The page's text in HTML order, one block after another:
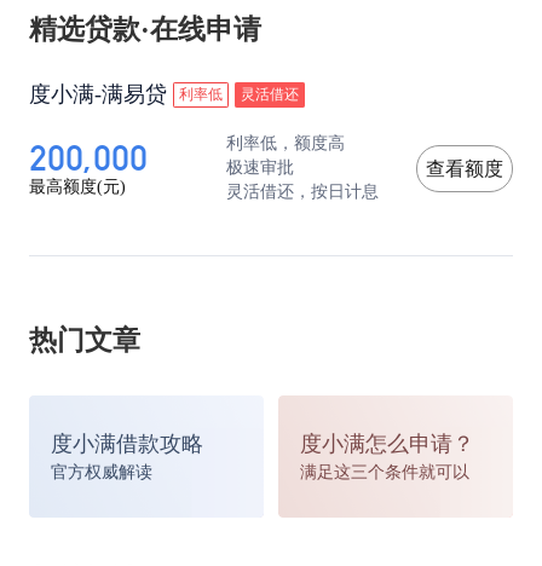
精选贷款·在线申请
度小满-满易贷 利率低 灵活借还
200,000
最高额度(元)
利率低，额度高
极速审批
灵活借还，按日计息
查看额度
热门文章
度小满借款攻略
官方权威解读
度小满怎么申请？
满足这三个条件就可以